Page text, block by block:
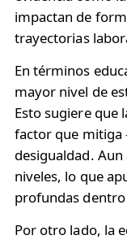
impactan de
trayectorias
En términos
mayor nivel de
Esto sugiere que
factor que
desigualdad.
niveles, lo que
profundas
Por otro lado, la